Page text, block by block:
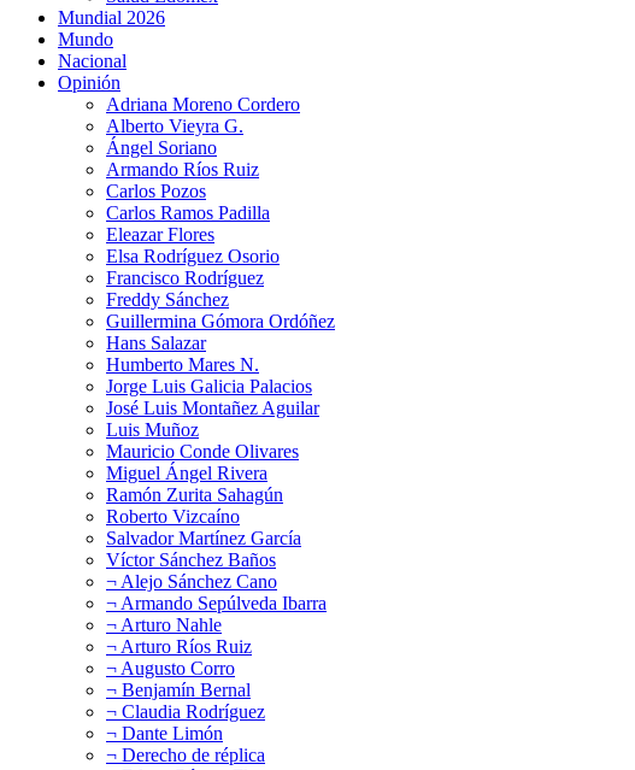
Mundial 2026
Mundo
Nacional
Opinión
Adriana Moreno Cordero
Alberto Vieyra G.
Ángel Soriano
Armando Ríos Ruiz
Carlos Pozos
Carlos Ramos Padilla
Eleazar Flores
Elsa Rodríguez Osorio
Francisco Rodríguez
Freddy Sánchez
Guillermina Gómora Ordóñez
Hans Salazar
Humberto Mares N.
Jorge Luis Galicia Palacios
José Luis Montañez Aguilar
Luis Muñoz
Mauricio Conde Olivares
Miguel Ángel Rivera
Ramón Zurita Sahagún
Roberto Vizcaíno
Salvador Martínez García
Víctor Sánchez Baños
¬ Alejo Sánchez Cano
¬ Armando Sepúlveda Ibarra
¬ Arturo Nahle
¬ Arturo Ríos Ruiz
¬ Augusto Corro
¬ Benjamín Bernal
¬ Claudia Rodríguez
¬ Dante Limón
¬ Derecho de réplica